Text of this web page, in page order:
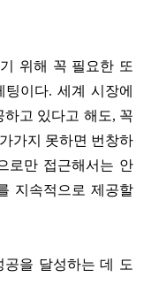
위해 꼭 필요한 또
이다. 세계 시장에
고 있다고 해도, 꼭
가지 못하면 번창하
로만 접근해서는 안
지속적으로 제공할
을 달성하는 데 도